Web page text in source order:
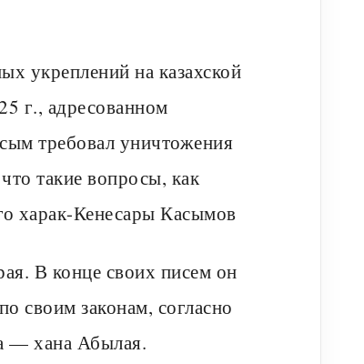
укреплений на казахской
г., адресованном
требовал уничтожения
такие вопросы, как
харак-Кенесары Касымов
В конце своих писем он
своим законам, согласно
— хана Абылая.